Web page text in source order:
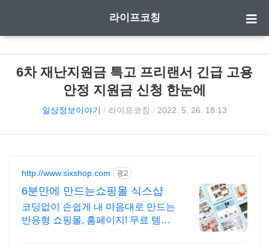
라이프코칭
6차 재난지원금 특고 프리랜서 긴급 고용
안정 지원금 신청 한눈에
일상정보이야기 / 라이프코칭 / 2022. 5. 26. 18:13
http://www.sixshop.com 광고
6분만에 만드는쇼핑몰 식스샵
코딩없이 손쉽게 내 마음대로 만드는
반응형 쇼핑몰, 홈페이지! 무료 템플